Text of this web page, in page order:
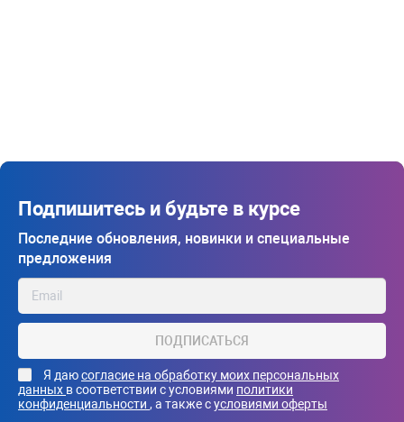
Подпишитесь и будьте в курсе
Последние обновления, новинки и специальные
предложения
ПОДПИСАТЬСЯ
Я даюсогласие на обработку моих персональных
данных в соответствии с условиями политики
конфиденциальности , а также сусловиями оферты